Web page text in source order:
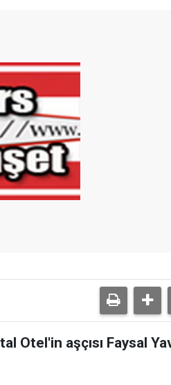
Otel'in aşçısı Faysal